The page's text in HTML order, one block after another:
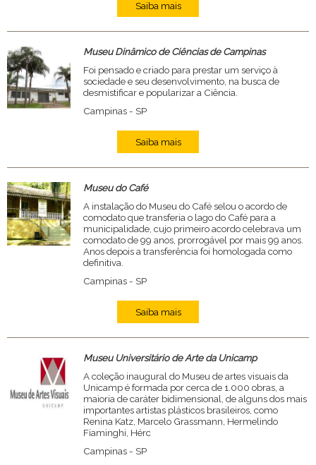
Saiba mais
Museu Dinâmico de Ciências de Campinas
Foi pensado e criado para prestar um serviço à
sociedade e seu desenvolvimento, na busca de
desmistificar e popularizar a Ciência.
Campinas - SP
Saiba mais
Museu do Café
A instalação do Museu do Café selou o acordo de
comodato que transferia o lago do Café para a
municipalidade, cujo primeiro acordo celebrava um
comodato de 99 anos, prorrogável por mais 99 anos.
Anos depois a transferência foi homologada como
definitiva.
Campinas - SP
Saiba mais
Museu Universitário de Arte da Unicamp
A coleção inaugural do Museu de artes visuais da
Unicamp é formada por cerca de 1.000 obras, a
maioria de caráter bidimensional, de alguns dos mais
importantes artistas plásticos brasileiros, como
Renina Katz, Marcelo Grassmann, Hermelindo
Fiaminghi, Hérc
Campinas - SP